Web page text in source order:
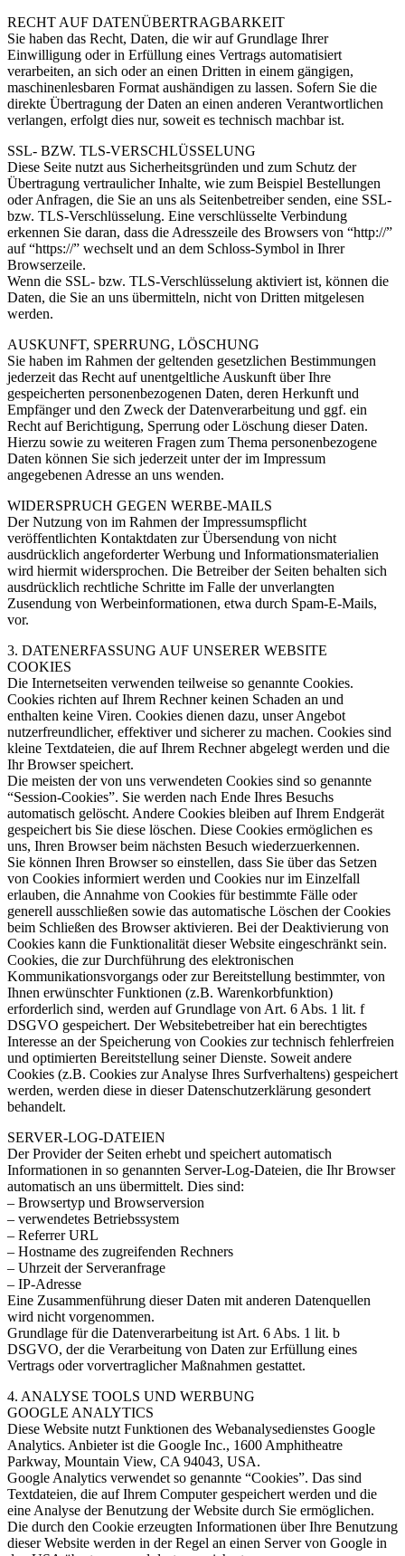
RECHT AUF DATENÜBERTRAGBARKEIT
Sie haben das Recht, Daten, die wir auf Grundlage Ihrer
Einwilligung oder in Erfüllung eines Vertrags automatisiert
verarbeiten, an sich oder an einen Dritten in einem gängigen,
maschinenlesbaren Format aushändigen zu lassen. Sofern Sie die
direkte Übertragung der Daten an einen anderen Verantwortlichen
verlangen, erfolgt dies nur, soweit es technisch machbar ist.
SSL- BZW. TLS-VERSCHLÜSSELUNG
Diese Seite nutzt aus Sicherheitsgründen und zum Schutz der
Übertragung vertraulicher Inhalte, wie zum Beispiel Bestellungen
oder Anfragen, die Sie an uns als Seitenbetreiber senden, eine SSL-
bzw. TLS-Verschlüsselung. Eine verschlüsselte Verbindung
erkennen Sie daran, dass die Adresszeile des Browsers von “http://”
auf “https://” wechselt und an dem Schloss-Symbol in Ihrer
Browserzeile.
Wenn die SSL- bzw. TLS-Verschlüsselung aktiviert ist, können die
Daten, die Sie an uns übermitteln, nicht von Dritten mitgelesen
werden.
AUSKUNFT, SPERRUNG, LÖSCHUNG
Sie haben im Rahmen der geltenden gesetzlichen Bestimmungen
jederzeit das Recht auf unentgeltliche Auskunft über Ihre
gespeicherten personenbezogenen Daten, deren Herkunft und
Empfänger und den Zweck der Datenverarbeitung und ggf. ein
Recht auf Berichtigung, Sperrung oder Löschung dieser Daten.
Hierzu sowie zu weiteren Fragen zum Thema personenbezogene
Daten können Sie sich jederzeit unter der im Impressum
angegebenen Adresse an uns wenden.
WIDERSPRUCH GEGEN WERBE-MAILS
Der Nutzung von im Rahmen der Impressumspflicht
veröffentlichten Kontaktdaten zur Übersendung von nicht
ausdrücklich angeforderter Werbung und Informationsmaterialien
wird hiermit widersprochen. Die Betreiber der Seiten behalten sich
ausdrücklich rechtliche Schritte im Falle der unverlangten
Zusendung von Werbeinformationen, etwa durch Spam-E-Mails,
vor.
3. DATENERFASSUNG AUF UNSERER WEBSITE
COOKIES
Die Internetseiten verwenden teilweise so genannte Cookies.
Cookies richten auf Ihrem Rechner keinen Schaden an und
enthalten keine Viren. Cookies dienen dazu, unser Angebot
nutzerfreundlicher, effektiver und sicherer zu machen. Cookies sind
kleine Textdateien, die auf Ihrem Rechner abgelegt werden und die
Ihr Browser speichert.
Die meisten der von uns verwendeten Cookies sind so genannte
“Session-Cookies”. Sie werden nach Ende Ihres Besuchs
automatisch gelöscht. Andere Cookies bleiben auf Ihrem Endgerät
gespeichert bis Sie diese löschen. Diese Cookies ermöglichen es
uns, Ihren Browser beim nächsten Besuch wiederzuerkennen.
Sie können Ihren Browser so einstellen, dass Sie über das Setzen
von Cookies informiert werden und Cookies nur im Einzelfall
erlauben, die Annahme von Cookies für bestimmte Fälle oder
generell ausschließen sowie das automatische Löschen der Cookies
beim Schließen des Browser aktivieren. Bei der Deaktivierung von
Cookies kann die Funktionalität dieser Website eingeschränkt sein.
Cookies, die zur Durchführung des elektronischen
Kommunikationsvorgangs oder zur Bereitstellung bestimmter, von
Ihnen erwünschter Funktionen (z.B. Warenkorbfunktion)
erforderlich sind, werden auf Grundlage von Art. 6 Abs. 1 lit. f
DSGVO gespeichert. Der Websitebetreiber hat ein berechtigtes
Interesse an der Speicherung von Cookies zur technisch fehlerfreien
und optimierten Bereitstellung seiner Dienste. Soweit andere
Cookies (z.B. Cookies zur Analyse Ihres Surfverhaltens) gespeichert
werden, werden diese in dieser Datenschutzerklärung gesondert
behandelt.
SERVER-LOG-DATEIEN
Der Provider der Seiten erhebt und speichert automatisch
Informationen in so genannten Server-Log-Dateien, die Ihr Browser
automatisch an uns übermittelt. Dies sind:
– Browsertyp und Browserversion
– verwendetes Betriebssystem
– Referrer URL
– Hostname des zugreifenden Rechners
– Uhrzeit der Serveranfrage
– IP-Adresse
Eine Zusammenführung dieser Daten mit anderen Datenquellen
wird nicht vorgenommen.
Grundlage für die Datenverarbeitung ist Art. 6 Abs. 1 lit. b
DSGVO, der die Verarbeitung von Daten zur Erfüllung eines
Vertrags oder vorvertraglicher Maßnahmen gestattet.
4. ANALYSE TOOLS UND WERBUNG
GOOGLE ANALYTICS
Diese Website nutzt Funktionen des Webanalysedienstes Google
Analytics. Anbieter ist die Google Inc., 1600 Amphitheatre
Parkway, Mountain View, CA 94043, USA.
Google Analytics verwendet so genannte “Cookies”. Das sind
Textdateien, die auf Ihrem Computer gespeichert werden und die
eine Analyse der Benutzung der Website durch Sie ermöglichen.
Die durch den Cookie erzeugten Informationen über Ihre Benutzung
dieser Website werden in der Regel an einen Server von Google in